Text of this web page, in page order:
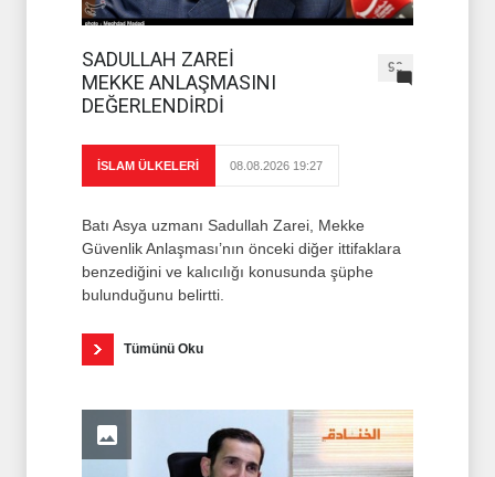
SADULLAH ZAREİ
MEKKE ANLAŞMASINI
DEĞERLENDİRDİ
90
İSLAM ÜLKELERİ 08.08.2026 19:27
Batı Asya uzmanı Sadullah Zarei, Mekke
Güvenlik Anlaşması’nın önceki diğer ittifaklara
benzediğini ve kalıcılığı konusunda şüphe
bulunduğunu belirtti.
Tümünü Oku